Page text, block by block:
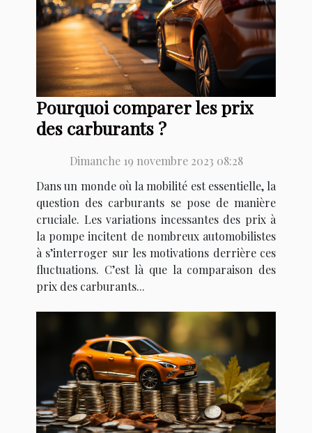
Pourquoi comparer les prix
des carburants ?
Dimanche 19 novembre 2023 08:28
Dans un monde où la mobilité est essentielle, la
question des carburants se pose de manière
cruciale. Les variations incessantes des prix à
la pompe incitent de nombreux automobilistes
à s’interroger sur les motivations derrière ces
fluctuations. C’est là que la comparaison des
prix des carburants...